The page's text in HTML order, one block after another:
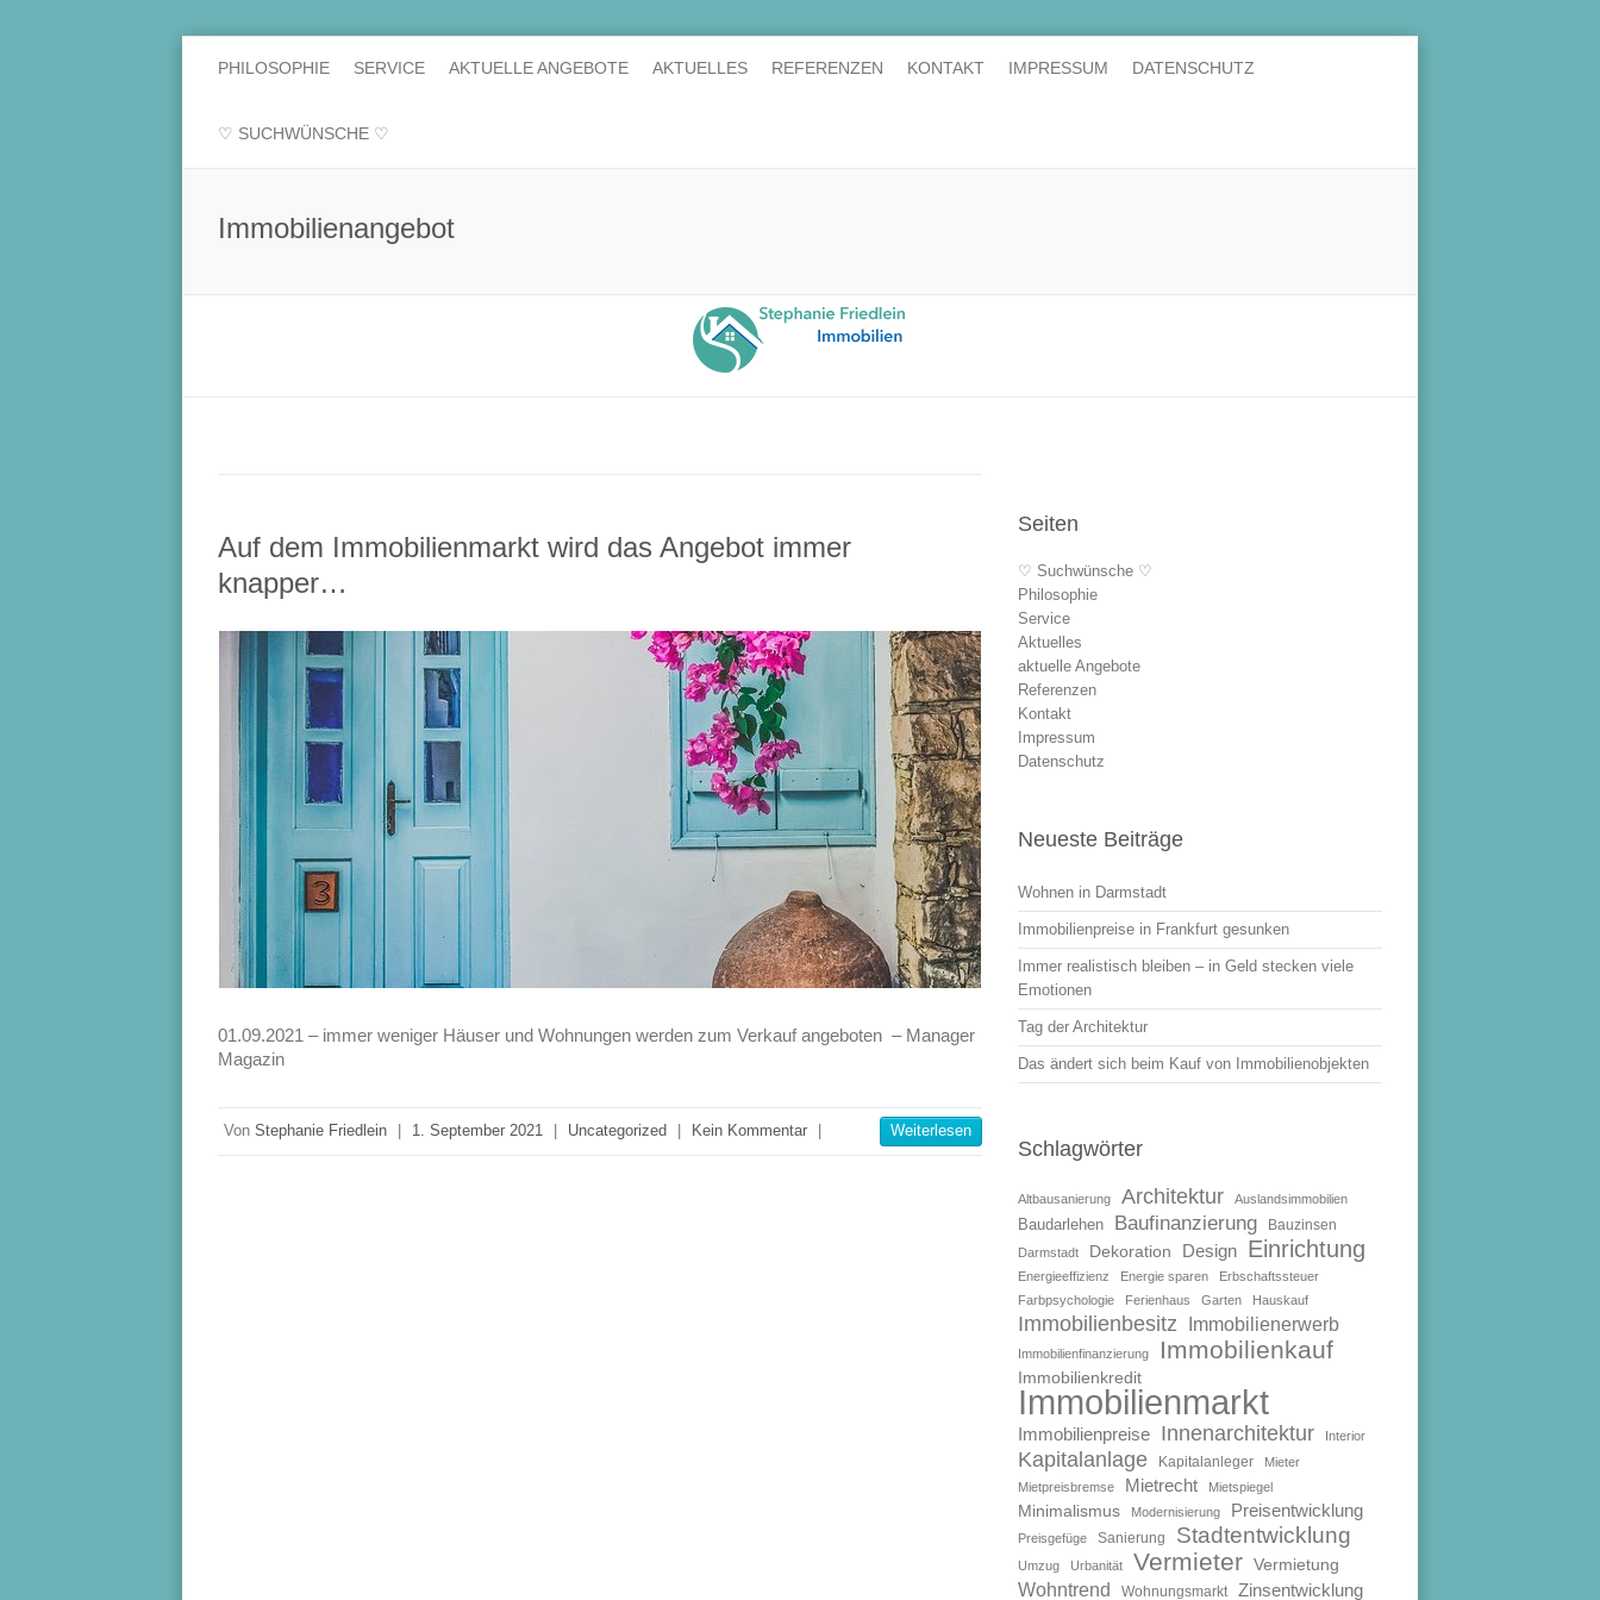
PHILOSOPHIE SERVICE AKTUELLE ANGEBOTE AKTUELLES REFERENZEN KONTAKT IMPRESSUM DATENSCHUTZ
♡ SUCHWÜNSCHE ♡
Immobilienangebot
Auf dem Immobilienmarkt wird das Angebot immer
knapper…
01.09.2021 – immer weniger Häuser und Wohnungen werden zum Verkauf angeboten – Manager
Magazin
Von Stephanie Friedlein 1. September 2021 Uncategorized Kein Kommentar Weiterlesen
Seiten
♡ Suchwünsche ♡
Philosophie
Service
Aktuelles
aktuelle Angebote
Referenzen
Kontakt
Impressum
Datenschutz
Neueste Beiträge
Wohnen in Darmstadt
Immobilienpreise in Frankfurt gesunken
Immer realistisch bleiben – in Geld stecken viele
Emotionen
Tag der Architektur
Das ändert sich beim Kauf von Immobilienobjekten
Schlagwörter
Altbausanierung Architektur Auslandsimmobilien
Baudarlehen Baufinanzierung Bauzinsen
Darmstadt Dekoration Design Einrichtung
Energieeffizienz Energie sparen
Erbschaftssteuer
Farbpsychologie
Ferienhaus Garten Hauskauf
Immobilienbesitz Immobilienerwerb
Immobilienfinanzierung Immobilienkauf
Immobilienkredit
Immobilienmarkt
Immobilienpreise Innenarchitektur Interior
Kapitalanlage Kapitalanleger
Mieter
Mietpreisbremse
Mietrecht Mietspiegel
Minimalismus Modernisierung Preisentwicklung
Preisgefüge Sanierung Stadtentwicklung
Umzug Urbanität Vermieter Vermietung
Wohntrend Wohnungsmarkt Zinsentwicklung